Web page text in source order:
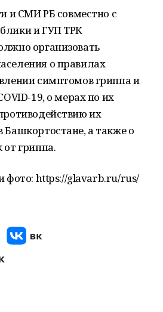
и СМИ РБ совместно с
и ГУП ТРК
организовать
о правилах
симптомов гриппа и
19, о мерах по их
их
Башкортостане, а также о
гриппа.
фото: https://glavarb.ru/rus/